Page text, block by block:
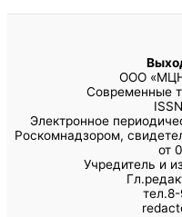
ООО
Современные
Электронное
Роскомнадзором,
от
Учредитель и